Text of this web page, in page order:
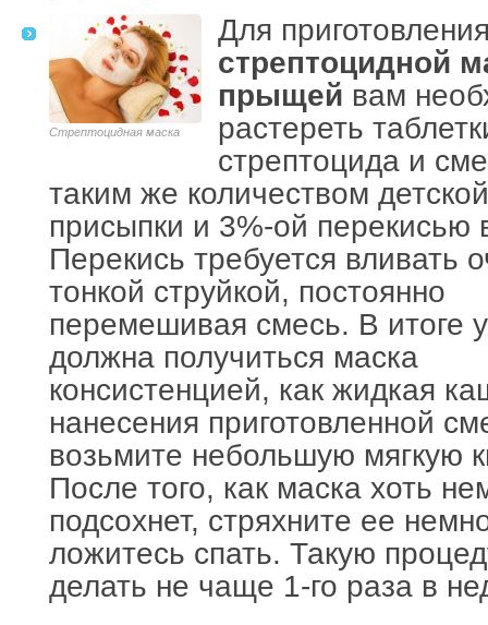
Стрептоцидная маска
Для
стрептоцидной
прыщей вам
растереть
стрептоцида и
таким же количеством детской
присыпки и 3%-ой перекисью
Перекись требуется вливать
тонкой струйкой, постоянно
перемешивая смесь. В итоге
должна получиться маска
консистенцией, как жидкая
нанесения приготовленной
возьмите небольшую мягкую
После того, как маска хоть
подсохнет, стряхните ее
ложитесь спать. Такую
делать не чаще 1-го раза в